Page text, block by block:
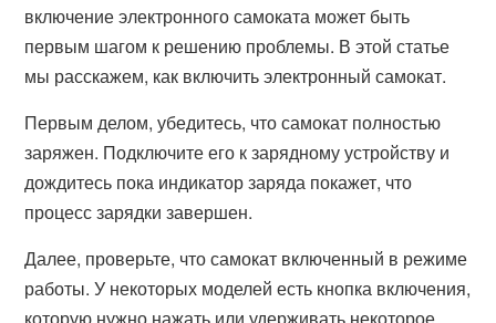
включение электронного самоката может быть
первым шагом к решению проблемы. В этой статье
мы расскажем, как включить электронный самокат.
Первым делом, убедитесь, что самокат полностью
заряжен. Подключите его к зарядному устройству и
дождитесь пока индикатор заряда покажет, что
процесс зарядки завершен.
Далее, проверьте, что самокат включенный в режиме
работы. У некоторых моделей есть кнопка включения,